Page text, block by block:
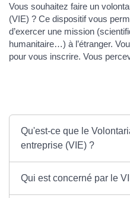
Vous souhaitez faire un
(VIE) ? Ce dispositif vous
d’exercer une mission
humanitaire…) à l’étranger.
pour vous inscrire. Vous
Qu'est-ce que le
entreprise (VIE) ?
Qui est concerné par le